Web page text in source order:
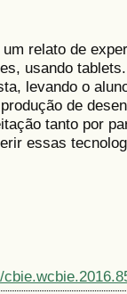
relato de
usando
levando o
de
tanto por
essas